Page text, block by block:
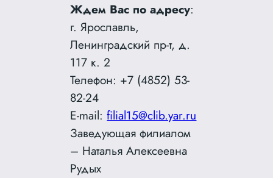
Ждем Вас по адресу:
г. Ярославль,
Ленинградский пр-т, д.
117 к. 2
Телефон: +7 (4852) 53-
82-24
E-mail:filial15@clib.yar.ru
Заведующая филиалом
– Наталья Алексеевна
Рудых